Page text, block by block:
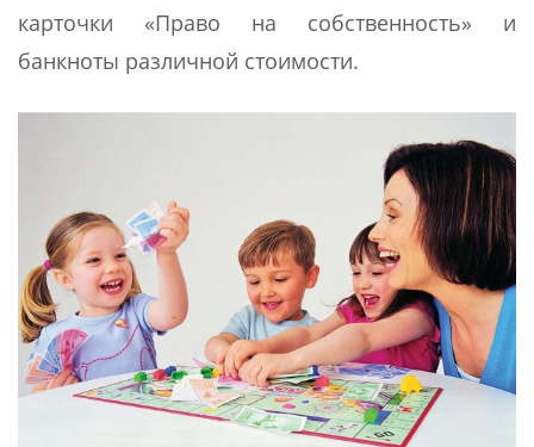
карточки «Право на собственность» и
банкноты различной стоимости.